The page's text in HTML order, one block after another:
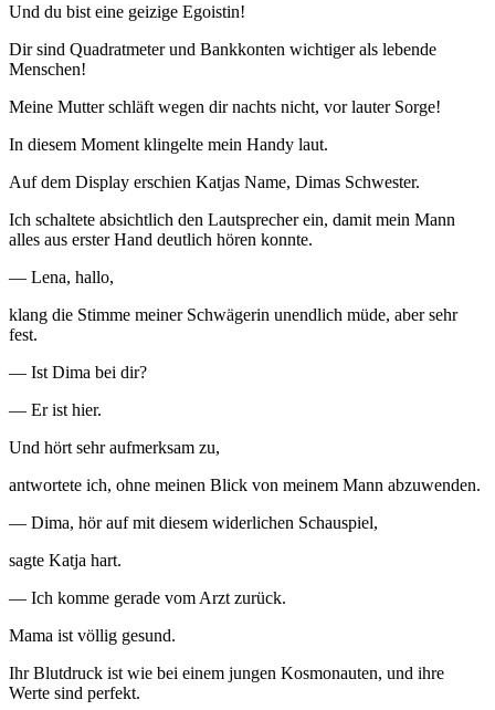
Und du bist eine geizige Egoistin!
Dir sind Quadratmeter und Bankkonten wichtiger als lebende
Menschen!
Meine Mutter schläft wegen dir nachts nicht, vor lauter Sorge!
In diesem Moment klingelte mein Handy laut.
Auf dem Display erschien Katjas Name, Dimas Schwester.
Ich schaltete absichtlich den Lautsprecher ein, damit mein Mann
alles aus erster Hand deutlich hören konnte.
— Lena, hallo,
klang die Stimme meiner Schwägerin unendlich müde, aber sehr
fest.
— Ist Dima bei dir?
— Er ist hier.
Und hört sehr aufmerksam zu,
antwortete ich, ohne meinen Blick von meinem Mann abzuwenden.
— Dima, hör auf mit diesem widerlichen Schauspiel,
sagte Katja hart.
— Ich komme gerade vom Arzt zurück.
Mama ist völlig gesund.
Ihr Blutdruck ist wie bei einem jungen Kosmonauten, und ihre
Werte sind perfekt.